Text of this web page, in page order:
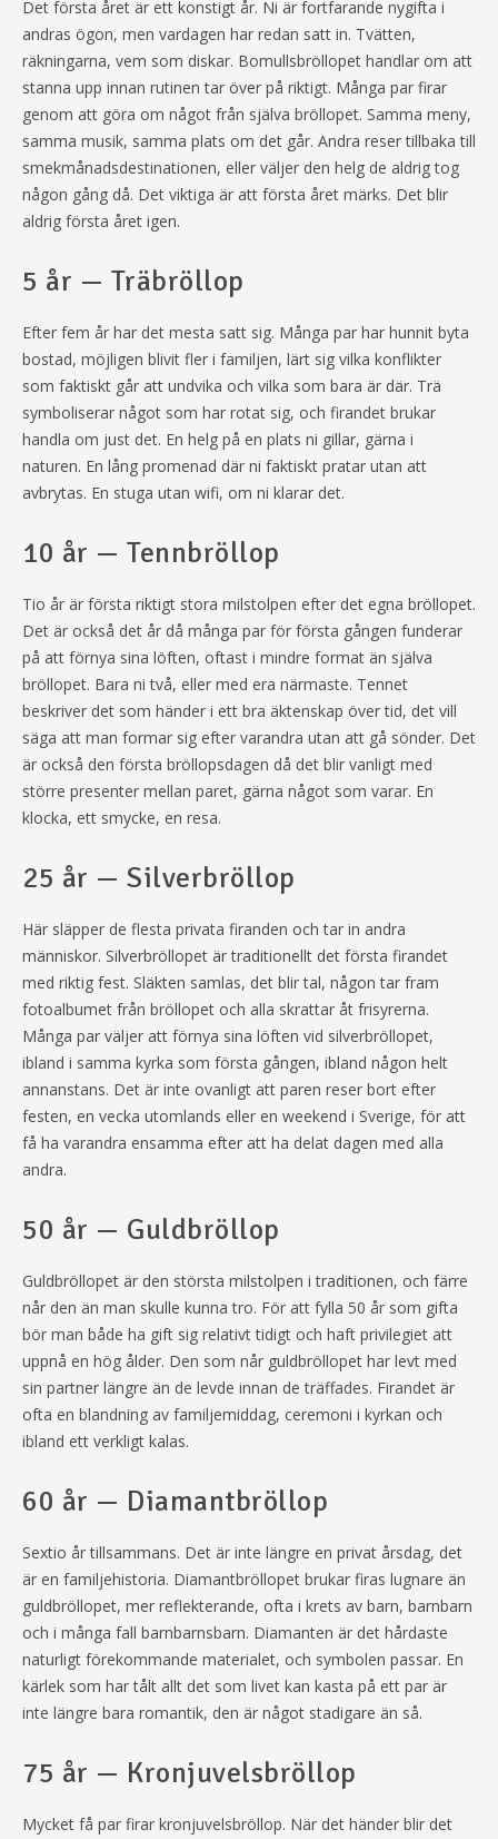
Det första året är ett konstigt år. Ni är fortfarande nygifta i
andras ögon, men vardagen har redan satt in. Tvätten,
räkningarna, vem som diskar. Bomullsbröllopet handlar om att
stanna upp innan rutinen tar över på riktigt. Många par firar
genom att göra om något från själva bröllopet. Samma meny,
samma musik, samma plats om det går. Andra reser tillbaka till
smekmånadsdestinationen, eller väljer den helg de aldrig tog
någon gång då. Det viktiga är att första året märks. Det blir
aldrig första året igen.
5 år — Träbröllop
Efter fem år har det mesta satt sig. Många par har hunnit byta
bostad, möjligen blivit fler i familjen, lärt sig vilka konflikter
som faktiskt går att undvika och vilka som bara är där. Trä
symboliserar något som har rotat sig, och firandet brukar
handla om just det. En helg på en plats ni gillar, gärna i
naturen. En lång promenad där ni faktiskt pratar utan att
avbrytas. En stuga utan wifi, om ni klarar det.
10 år — Tennbröllop
Tio år är första riktigt stora milstolpen efter det egna bröllopet.
Det är också det år då många par för första gången funderar
på att förnya sina löften, oftast i mindre format än själva
bröllopet. Bara ni två, eller med era närmaste. Tennet
beskriver det som händer i ett bra äktenskap över tid, det vill
säga att man formar sig efter varandra utan att gå sönder. Det
är också den första bröllopsdagen då det blir vanligt med
större presenter mellan paret, gärna något som varar. En
klocka, ett smycke, en resa.
25 år — Silverbröllop
Här släpper de flesta privata firanden och tar in andra
människor. Silverbröllopet är traditionellt det första firandet
med riktig fest. Släkten samlas, det blir tal, någon tar fram
fotoalbumet från bröllopet och alla skrattar åt frisyrerna.
Många par väljer att förnya sina löften vid silverbröllopet,
ibland i samma kyrka som första gången, ibland någon helt
annanstans. Det är inte ovanligt att paren reser bort efter
festen, en vecka utomlands eller en weekend i Sverige, för att
få ha varandra ensamma efter att ha delat dagen med alla
andra.
50 år — Guldbröllop
Guldbröllopet är den största milstolpen i traditionen, och färre
når den än man skulle kunna tro. För att fylla 50 år som gifta
bör man både ha gift sig relativt tidigt och haft privilegiet att
uppnå en hög ålder. Den som når guldbröllopet har levt med
sin partner längre än de levde innan de träffades. Firandet är
ofta en blandning av familjemiddag, ceremoni i kyrkan och
ibland ett verkligt kalas.
60 år — Diamantbröllop
Sextio år tillsammans. Det är inte längre en privat årsdag, det
är en familjehistoria. Diamantbröllopet brukar firas lugnare än
guldbröllopet, mer reflekterande, ofta i krets av barn, barnbarn
och i många fall barnbarnsbarn. Diamanten är det hårdaste
naturligt förekommande materialet, och symbolen passar. En
kärlek som har tålt allt det som livet kan kasta på ett par är
inte längre bara romantik, den är något stadigare än så.
75 år — Kronjuvelsbröllop
Mycket få par firar kronjuvelsbröllop. När det händer blir det